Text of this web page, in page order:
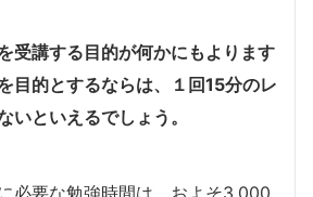
受講する目的が何かにもよります
目的とするならは、１回15分のレ
いといえるでしょう。
必要な勉強時間は、およそ3,000